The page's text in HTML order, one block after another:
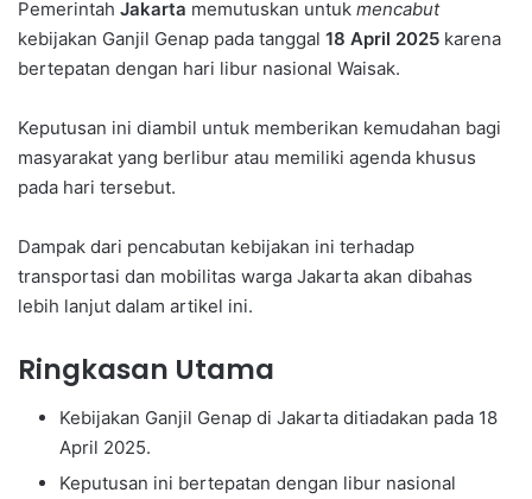
Pemerintah Jakarta memutuskan untuk mencabut
kebijakan Ganjil Genap pada tanggal 18 April 2025 karena
bertepatan dengan hari libur nasional Waisak.
Keputusan ini diambil untuk memberikan kemudahan bagi
masyarakat yang berlibur atau memiliki agenda khusus
pada hari tersebut.
Dampak dari pencabutan kebijakan ini terhadap
transportasi dan mobilitas warga Jakarta akan dibahas
lebih lanjut dalam artikel ini.
Ringkasan Utama
Kebijakan Ganjil Genap di Jakarta ditiadakan pada 18
April 2025.
Keputusan ini bertepatan dengan libur nasional